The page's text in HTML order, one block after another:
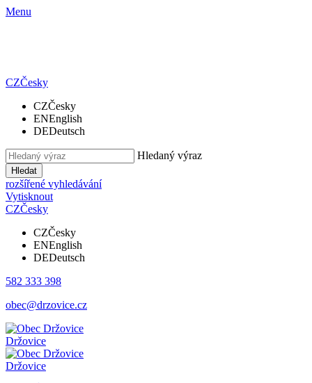
Menu
CZČesky
CZČesky
ENEnglish
DEDeutsch
Hledaný výraz
Hledat
rozšířené vyhledávání
Vytisknout
CZČesky
CZČesky
ENEnglish
DEDeutsch
582 333 398
obec@drzovice.cz
Držovice
Držovice